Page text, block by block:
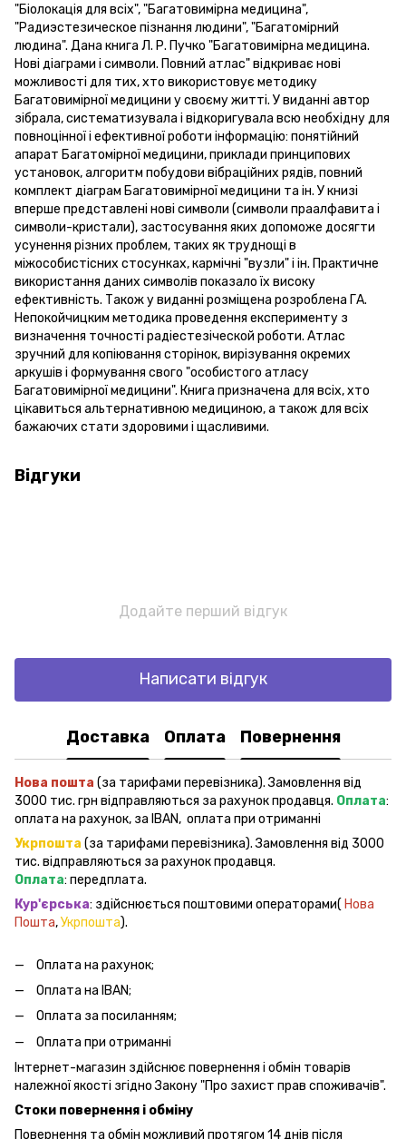
"Біолокація для всіх", "Багатовимірна медицина",
"Радиэстезическое пізнання людини", "Багатомірний
людина". Дана книга Л. Р. Пучко "Багатовимірна медицина.
Нові діаграми і символи. Повний атлас" відкриває нові
можливості для тих, хто використовує методику
Багатовимірної медицини у своєму житті. У виданні автор
зібрала, систематизувала і відкоригувала всю необхідну для
повноцінної і ефективної роботи інформацію: понятійний
апарат Багатомірної медицини, приклади принципових
установок, алгоритм побудови вібраційних рядів, повний
комплект діаграм Багатовимірної медицини та ін. У книзі
вперше представлені нові символи (символи праалфавита і
символи-кристали), застосування яких допоможе досягти
усунення різних проблем, таких як труднощі в
міжособистісних стосунках, кармічні "вузли" і ін. Практичне
використання даних символів показало їх високу
ефективність. Також у виданні розміщена розроблена ГА.
Непокойчицким методика проведення експерименту з
визначення точності радіестезіческой роботи. Атлас
зручний для копіювання сторінок, вирізування окремих
аркушів і формування свого "особистого атласу
Багатовимірної медицини". Книга призначена для всіх, хто
цікавиться альтернативною медициною, а також для всіх
бажаючих стати здоровими і щасливими.
Відгуки
Додайте перший відгук
Написати відгук
Доставка Оплата Повернення
Нова пошта (за тарифами перевізника). Замовлення від
3000 тис. грн відправляються за рахунок продавця. Оплата:
оплата на рахунок, за IBAN, оплата при отриманні
Укрпошта (за тарифами перевізника). Замовлення від 3000
тис. відправляються за рахунок продавця.
Оплата: передплата.
Кур'єрська: здійснюється поштовими операторами( Нова
Пошта,Укрпошта).
Оплата на рахунок;
Оплата на IBAN;
Оплата за посиланням;
Оплата при отриманні
Інтернет-магазин здійснює повернення і обмін товарів
належної якості згідно Закону "Про захист прав споживачів".
Стоки повернення і обміну
Повернення та обмін можливий протягом 14 днів після